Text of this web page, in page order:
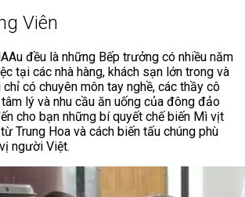
Viên
đều là những Bếp trưởng có nhiều năm
tại các nhà hàng, khách sạn lớn trong và
có chuyên môn tay nghề, các thầy cô
lý và nhu cầu ăn uống của đông đảo
cho bạn những bí quyết chế biến Mì vịt
Trung Hoa và cách biến tấu chúng phù
người Việt.